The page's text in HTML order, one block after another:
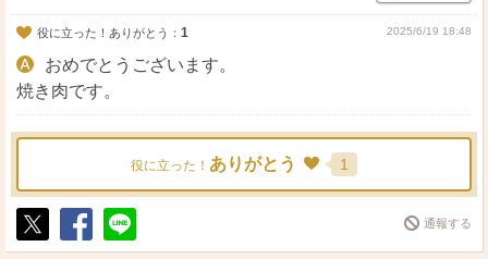
役に立った！ありがとう： 1 2025/6/19 18:48
おめでとうございます。
焼き肉です。
役に立った！ ありがとう 1
ポ
シ
送
通報する